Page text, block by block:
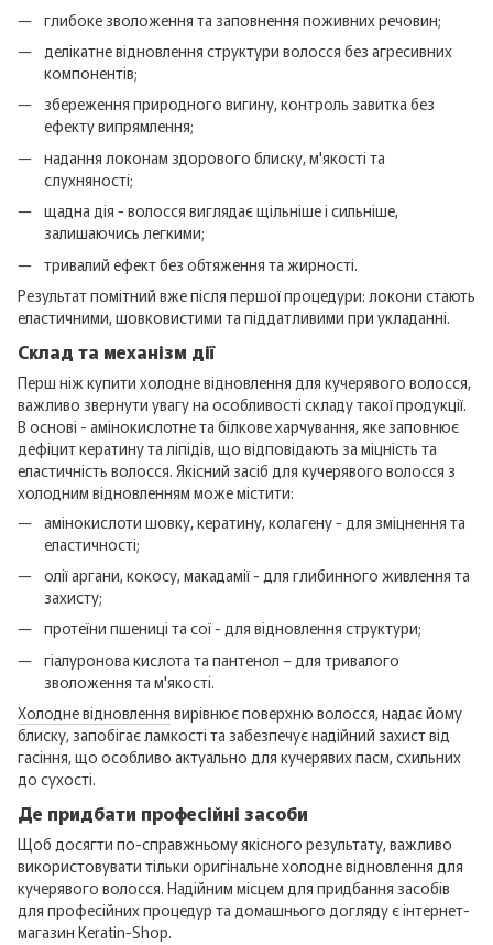
глибоке зволоження та заповнення поживних речовин;
делікатне відновлення структури волосся без агресивних
компонентів;
збереження природного вигину, контроль завитка без
ефекту випрямлення;
надання локонам здорового блиску, м'якості та
слухняності;
щадна дія - волосся виглядає щільніше і сильніше,
залишаючись легкими;
тривалий ефект без обтяження та жирності.
Результат помітний вже після першої процедури: локони стають
еластичними, шовковистими та піддатливими при укладанні.
Склад та механізм дії
Перш ніж купити холодне відновлення для кучерявого волосся,
важливо звернути увагу на особливості складу такої продукції.
В основі - амінокислотне та білкове харчування, яке заповнює
дефіцит кератину та ліпідів, що відповідають за міцність та
еластичність волосся. Якісний засіб для кучерявого волосся з
холодним відновленням може містити:
амінокислоти шовку, кератину, колагену - для зміцнення та
еластичності;
олії аргани, кокосу, макадамії - для глибинного живлення та
захисту;
протеїни пшениці та сої - для відновлення структури;
гіалуронова кислота та пантенол – для тривалого
зволоження та м'якості.
Холодне відновлення вирівнює поверхню волосся, надає йому
блиску, запобігає ламкості та забезпечує надійний захист від
гасіння, що особливо актуально для кучерявих пасм, схильних
до сухості.
Де придбати професійні засоби
Щоб досягти по-справжньому якісного результату, важливо
використовувати тільки оригінальне холодне відновлення для
кучерявого волосся. Надійним місцем для придбання засобів
для професійних процедур та домашнього догляду є інтернет-
магазин Keratin-Shop.